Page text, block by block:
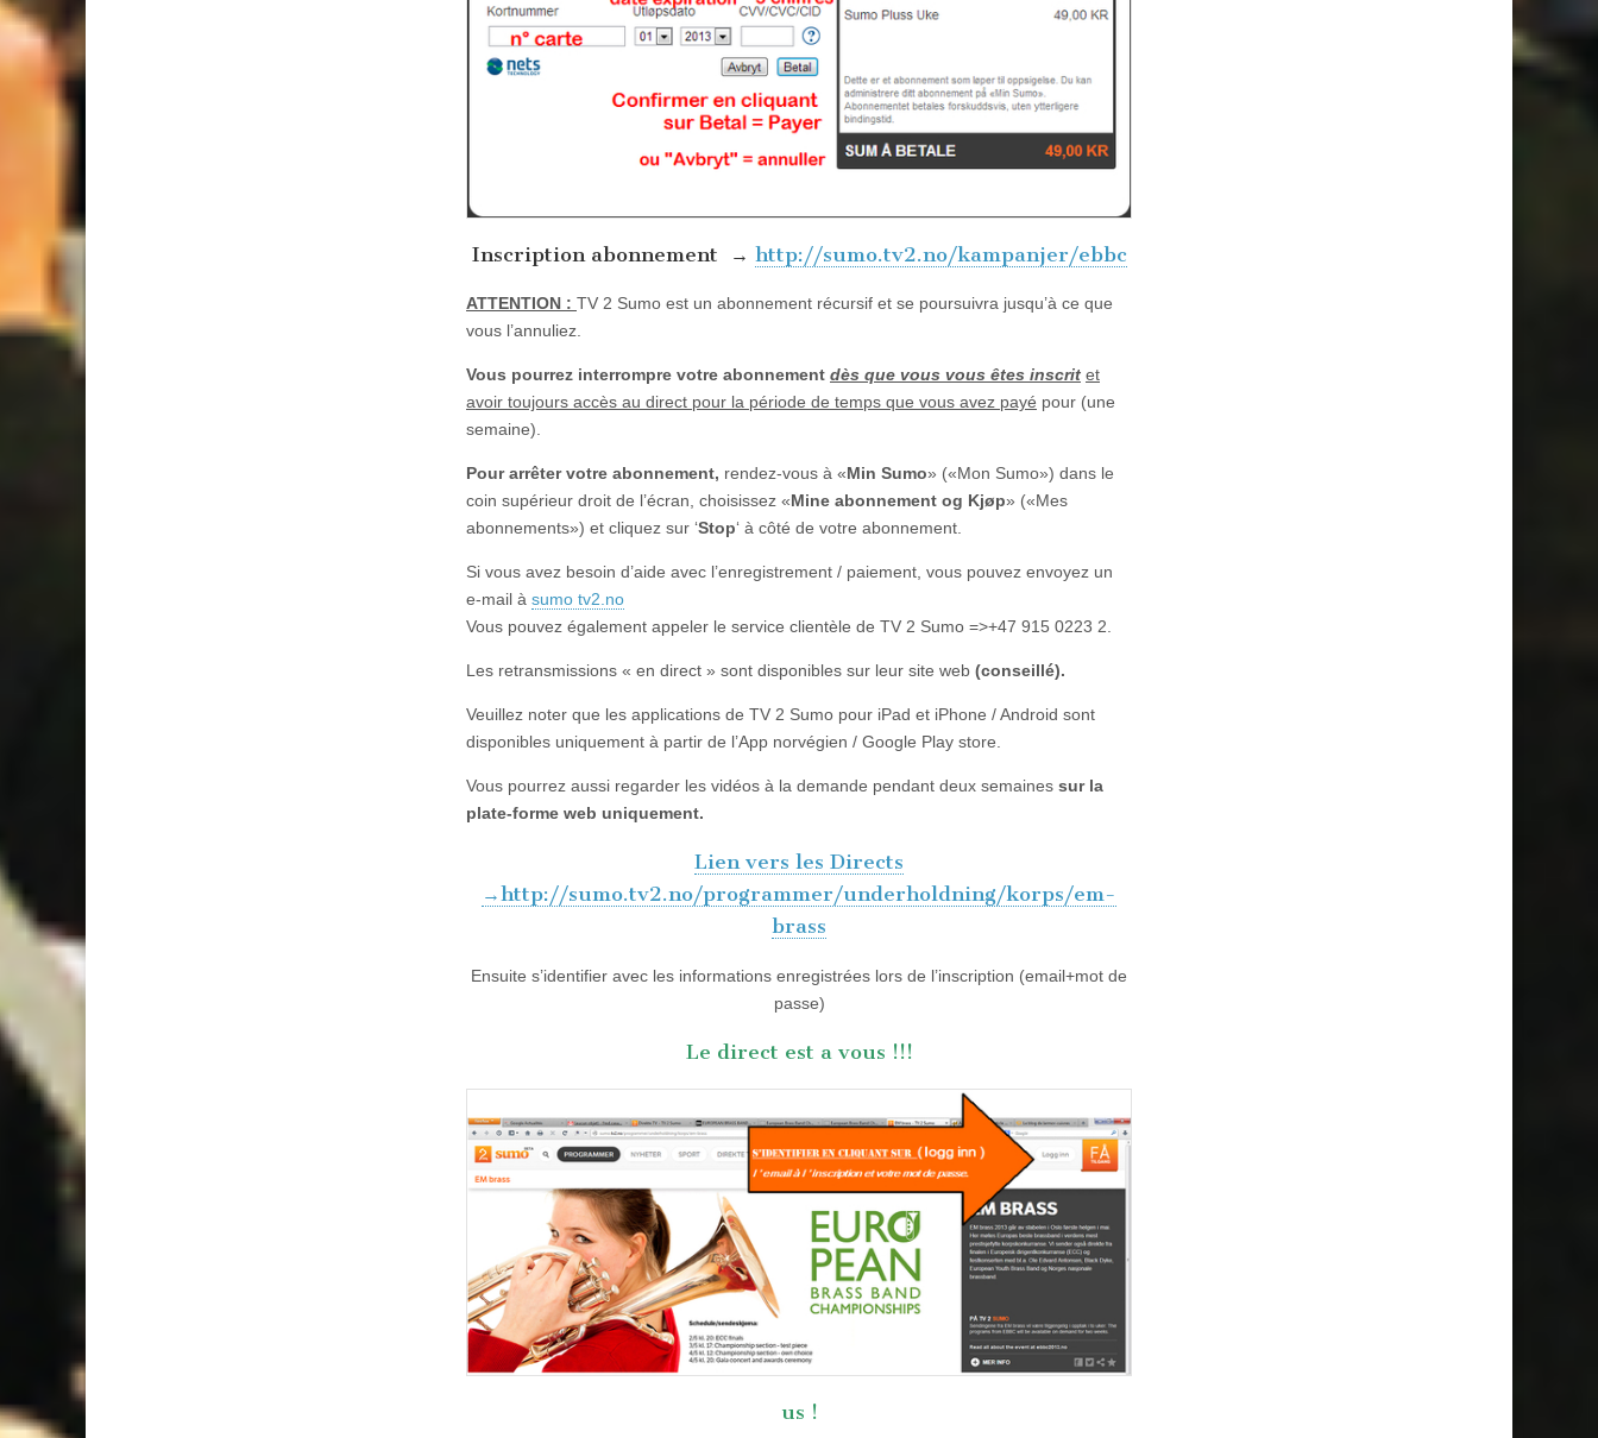
Inscription abonnement → http://sumo.tv2.no/kampanjer/ebbc
ATTENTION : TV 2 Sumo est un abonnement récursif et se poursuivra jusqu’à ce que
vous l’annuliez.
Vous pourrez interrompre votre abonnement dès que vous vous êtes inscrit et
avoir toujours accès au direct pour la période de temps que vous avez payé pour (une
semaine).
Pour arrêter votre abonnement, rendez-vous à «Min Sumo» («Mon Sumo») dans le
coin supérieur droit de l’écran, choisissez «Mine abonnement og Kjøp» («Mes
abonnements») et cliquez sur ‘Stop‘ à côté de votre abonnement.
Si vous avez besoin d’aide avec l’enregistrement / paiement, vous pouvez envoyez un
e-mail à sumo tv2.no
Vous pouvez également appeler le service clientèle de TV 2 Sumo =>+47 915 0223 2.
Les retransmissions « en direct » sont disponibles sur leur site web (conseillé).
Veuillez noter que les applications de TV 2 Sumo pour iPad et iPhone / Android sont
disponibles uniquement à partir de l’App norvégien / Google Play store.
Vous pourrez aussi regarder les vidéos à la demande pendant deux semaines sur la
plate-forme web uniquement.
Lien vers les Directs
→http://sumo.tv2.no/programmer/underholdning/korps/em-
brass
Ensuite s’identifier avec les informations enregistrées lors de l’inscription (email+mot de
passe)
Le direct est a vous !!!
us !